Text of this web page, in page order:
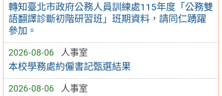
轉知臺北市政府公務人員訓練處115年度「公務雙
語翻譯診斷初階研習班」班期資料，請同仁踴躍
參加。
2026-08-06 人事室
本校學務處約僱書記甄選結果
2026-08-06 人事室